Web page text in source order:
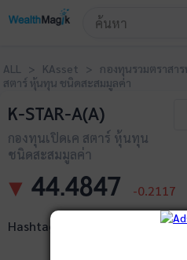
ALL > KAsset > กองทุนรวมตราสาร
สตาร์ หุ้นทุน ชนิดสะสมมูลค่า
K-STAR-A(A)
กองทุนเปิดเค สตาร์ หุ้นทุน
ชนิดสะสมมูลค่า
▼ 44.4847 -0.2117
Hashtags
!-- Start Advertise -->